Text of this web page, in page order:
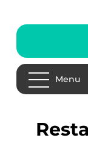
Menu
Restaurang Kungens